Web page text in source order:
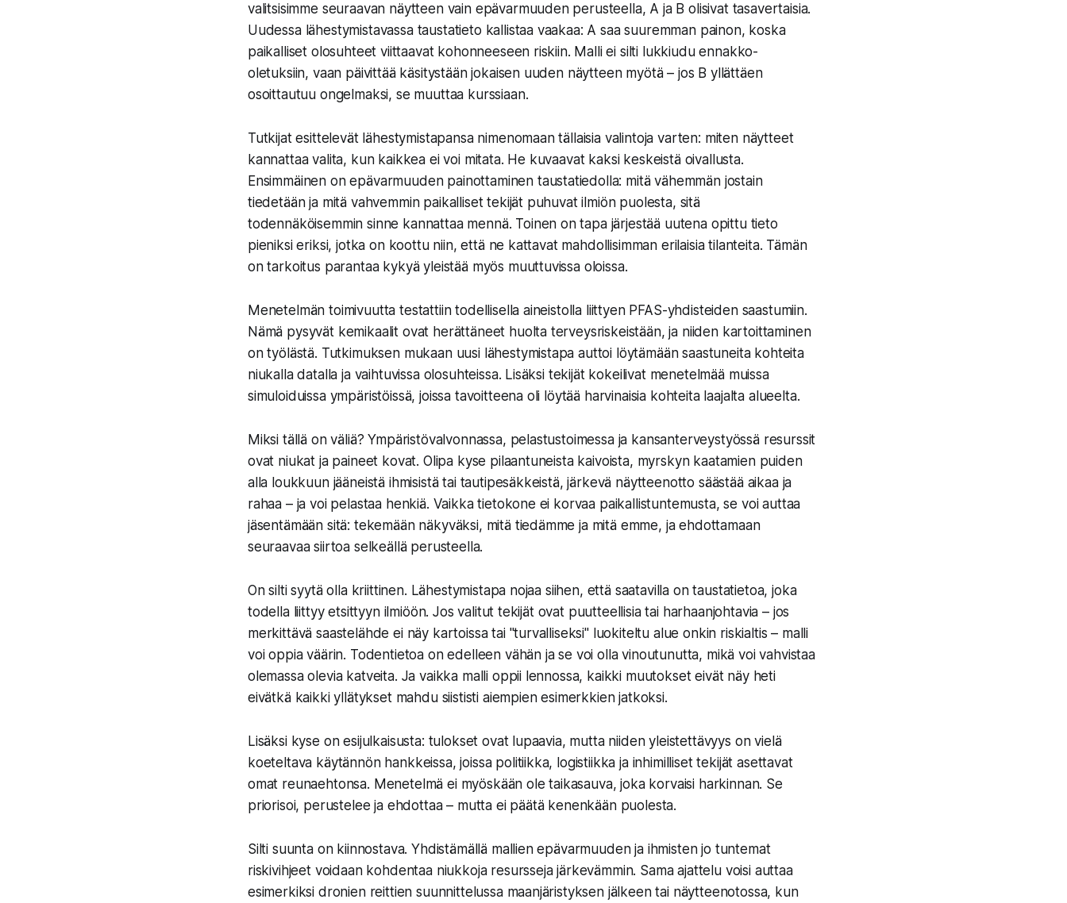
valitsisimme seuraavan näytteen vain epävarmuuden perusteella, A ja B olisivat tasavertaisia.
Uudessa lähestymistavassa taustatieto kallistaa vaakaa: A saa suuremman painon, koska
paikalliset olosuhteet viittaavat kohonneeseen riskiin. Malli ei silti lukkiudu ennakko-
oletuksiin, vaan päivittää käsitystään jokaisen uuden näytteen myötä – jos B yllättäen
osoittautuu ongelmaksi, se muuttaa kurssiaan.
Tutkijat esittelevät lähestymistapansa nimenomaan tällaisia valintoja varten: miten näytteet
kannattaa valita, kun kaikkea ei voi mitata. He kuvaavat kaksi keskeistä oivallusta.
Ensimmäinen on epävarmuuden painottaminen taustatiedolla: mitä vähemmän jostain
tiedetään ja mitä vahvemmin paikalliset tekijät puhuvat ilmiön puolesta, sitä
todennäköisemmin sinne kannattaa mennä. Toinen on tapa järjestää uutena opittu tieto
pieniksi eriksi, jotka on koottu niin, että ne kattavat mahdollisimman erilaisia tilanteita. Tämän
on tarkoitus parantaa kykyä yleistää myös muuttuvissa oloissa.
Menetelmän toimivuutta testattiin todellisella aineistolla liittyen PFAS-yhdisteiden saastumiin.
Nämä pysyvät kemikaalit ovat herättäneet huolta terveysriskeistään, ja niiden kartoittaminen
on työlästä. Tutkimuksen mukaan uusi lähestymistapa auttoi löytämään saastuneita kohteita
niukalla datalla ja vaihtuvissa olosuhteissa. Lisäksi tekijät kokeilivat menetelmää muissa
simuloiduissa ympäristöissä, joissa tavoitteena oli löytää harvinaisia kohteita laajalta alueelta.
Miksi tällä on väliä? Ympäristövalvonnassa, pelastustoimessa ja kansanterveystyössä resurssit
ovat niukat ja paineet kovat. Olipa kyse pilaantuneista kaivoista, myrskyn kaatamien puiden
alla loukkuun jääneistä ihmisistä tai tautipesäkkeistä, järkevä näytteenotto säästää aikaa ja
rahaa – ja voi pelastaa henkiä. Vaikka tietokone ei korvaa paikallistuntemusta, se voi auttaa
jäsentämään sitä: tekemään näkyväksi, mitä tiedämme ja mitä emme, ja ehdottamaan
seuraavaa siirtoa selkeällä perusteella.
On silti syytä olla kriittinen. Lähestymistapa nojaa siihen, että saatavilla on taustatietoa, joka
todella liittyy etsittyyn ilmiöön. Jos valitut tekijät ovat puutteellisia tai harhaanjohtavia – jos
merkittävä saastelähde ei näy kartoissa tai "turvalliseksi" luokiteltu alue onkin riskialtis – malli
voi oppia väärin. Todentietoa on edelleen vähän ja se voi olla vinoutunutta, mikä voi vahvistaa
olemassa olevia katveita. Ja vaikka malli oppii lennossa, kaikki muutokset eivät näy heti
eivätkä kaikki yllätykset mahdu siististi aiempien esimerkkien jatkoksi.
Lisäksi kyse on esijulkaisusta: tulokset ovat lupaavia, mutta niiden yleistettävyys on vielä
koeteltava käytännön hankkeissa, joissa politiikka, logistiikka ja inhimilliset tekijät asettavat
omat reunaehtonsa. Menetelmä ei myöskään ole taikasauva, joka korvaisi harkinnan. Se
priorisoi, perustelee ja ehdottaa – mutta ei päätä kenenkään puolesta.
Silti suunta on kiinnostava. Yhdistämällä mallien epävarmuuden ja ihmisten jo tuntemat
riskivihjeet voidaan kohdentaa niukkoja resursseja järkevämmin. Sama ajattelu voisi auttaa
esimerkiksi dronien reittien suunnittelussa maanjäristyksen jälkeen tai näytteenotossa, kun